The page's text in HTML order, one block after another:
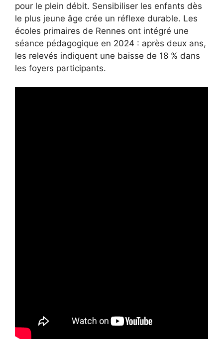
pour le plein débit. Sensibiliser les enfants dès
le plus jeune âge crée un réflexe durable. Les
écoles primaires de Rennes ont intégré une
séance pédagogique en 2024 : après deux ans,
les relevés indiquent une baisse de 18 % dans
les foyers participants.